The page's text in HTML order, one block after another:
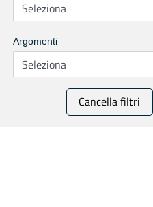
Argomenti
Cancella filtri